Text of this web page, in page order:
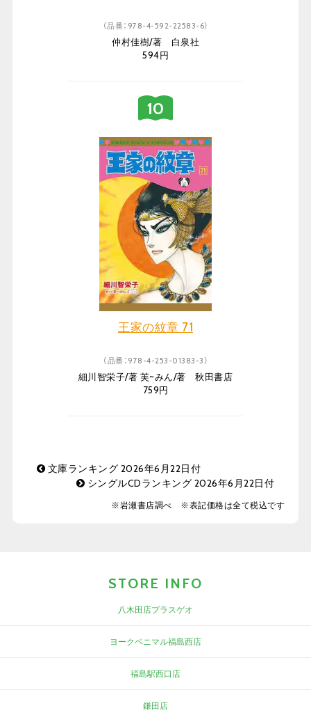
（品番：978-4-592-22583-6）
仲村佳樹/著 白泉社
594円
王家の紋章 71
（品番：978-4-253-01383-3）
細川智栄子/著 芙~みん/著 秋田書店
759円
文庫ランキング 2026年6月22日付
シングルCDランキング 2026年6月22日付
※岩瀬書店調べ ※表記価格は全て税込です
STORE INFO
八木田店プラスゲオ
ヨークベニマル福島西店
福島駅西口店
鎌田店